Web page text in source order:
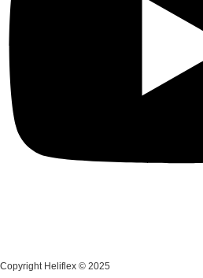
Copyright Heliflex © 2025